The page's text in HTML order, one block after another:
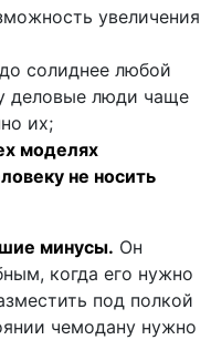
увеличения
солиднее любой
деловые люди чаще
их;
моделях
не носить
минусы. Он
когда его нужно
под полкой
чемодану нужно